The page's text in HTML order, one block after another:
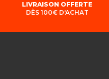
LIVRAISON OFFERTE
DÈS 100€ D'ACHAT